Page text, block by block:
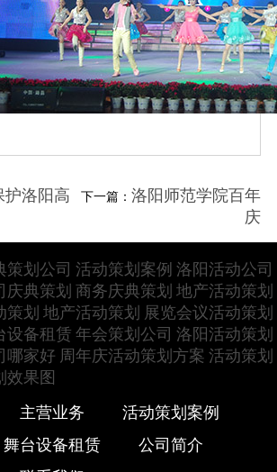
护洛阳高
下一篇：洛阳师范学院百年
庆
策划公司 活动策划案例 洛阳活动公司
庆典策划 商务庆典策划 地产活动策划
策划 地产活动策划 展览会议活动策划
设备租赁 年会策划公司 洛阳活动策划
哪家好 周年庆活动策划方案 活动策划
效果图
主营业务
活动策划案例
舞台设备租赁
公司简介